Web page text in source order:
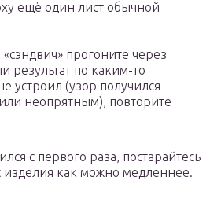
ещё один лист обычной
прогоните через
результат по каким-то
устроил (узор получился
неопрятным), повторите
с первого раза, постарайтесь
изделия как можно медленнее.